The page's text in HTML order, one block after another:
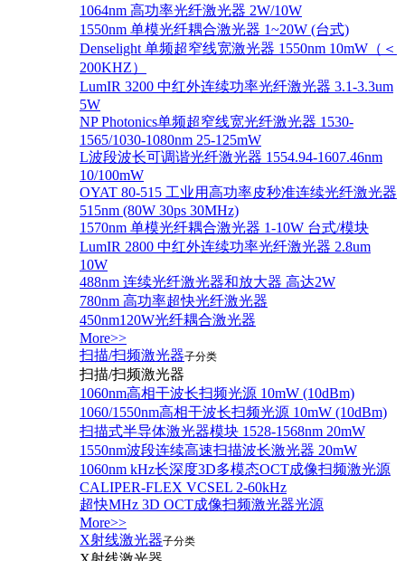
1064nm 高功率光纤激光器 2W/10W
1550nm 单模光纤耦合激光器 1~20W (台式)
Denselight 单频超窄线宽激光器 1550nm 10mW（＜
200KHZ）
LumIR 3200 中红外连续功率光纤激光器 3.1-3.3um
5W
NP Photonics单频超窄线宽光纤激光器 1530-
1565/1030-1080nm 25-125mW
L波段波长可调谐光纤激光器 1554.94-1607.46nm
10/100mW
OYAT 80-515 工业用高功率皮秒准连续光纤激光器
515nm (80W 30ps 30MHz)
1570nm 单模光纤耦合激光器 1-10W 台式/模块
LumIR 2800 中红外连续功率光纤激光器 2.8um
10W
488nm 连续光纤激光器和放大器 高达2W
780nm 高功率超快光纤激光器
450nm120W光纤耦合激光器
More>>
扫描/扫频激光器子分类
扫描/扫频激光器
1060nm高相干波长扫频光源 10mW (10dBm)
1060/1550nm高相干波长扫频光源 10mW (10dBm)
扫描式半导体激光器模块 1528-1568nm 20mW
1550nm波段连续高速扫描波长激光器 20mW
1060nm kHz长深度3D多模态OCT成像扫频激光源
CALIPER-FLEX VCSEL 2-60kHz
超快MHz 3D OCT成像扫频激光器光源
More>>
X射线激光器子分类